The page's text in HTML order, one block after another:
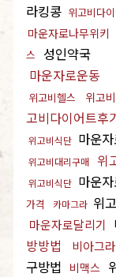
라킹콩 위고비다
마운자로나무위키
스 성인약국
마운자로운동
위고비헬스 위고
고비다이어트후
위고비식단 마운
위고비대리구매 위
위고비식단 마운
가격
카마그라 위
마운자로달리기
방방법
비아그라
구방법 비맥스